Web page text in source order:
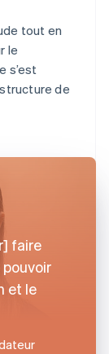
tout en
le
s’est
de
faire
et le